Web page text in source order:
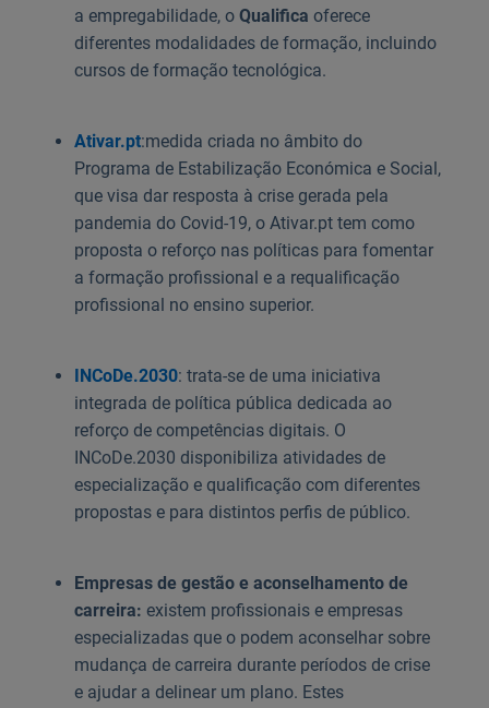
a empregabilidade, o Qualifica oferece
diferentes modalidades de formação, incluindo
cursos de formação tecnológica.
Ativar.pt:medida criada no âmbito do
Programa de Estabilização Económica e Social,
que visa dar resposta à crise gerada pela
pandemia do Covid-19, o Ativar.pt tem como
proposta o reforço nas políticas para fomentar
a formação profissional e a requalificação
profissional no ensino superior.
INCoDe.2030: trata-se de uma iniciativa
integrada de política pública dedicada ao
reforço de competências digitais. O
INCoDe.2030 disponibiliza atividades de
especialização e qualificação com diferentes
propostas e para distintos perfis de público.
Empresas de gestão e aconselhamento de
carreira: existem profissionais e empresas
especializadas que o podem aconselhar sobre
mudança de carreira durante períodos de crise
e ajudar a delinear um plano. Estes